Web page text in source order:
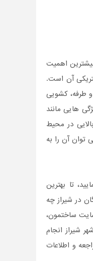
اهمیت
آن است.
طرفه، کشویی
هایی مانند
در محیط
آن را به
تا بهترین
در شیراز چه
ساختمون،
شیراز انجام
و اطلاعات